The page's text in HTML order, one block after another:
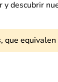
descubrir
que equivalen